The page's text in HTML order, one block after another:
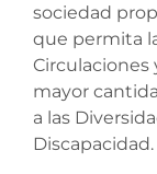
sociedad
que permita
Circulaciones
mayor
a las
Discapacidad.